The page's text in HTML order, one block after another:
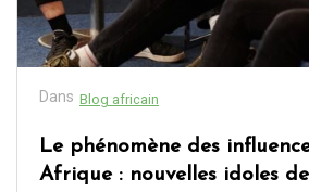
Dans Blog africain
Le phénomène des
Afrique : nouvelles idoles